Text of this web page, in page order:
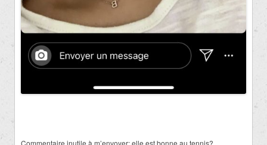
Commentaire inutile à m’envoyer: elle est bonne au tennis?